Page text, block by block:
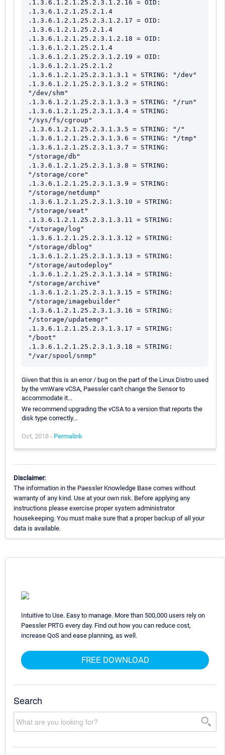
.1.3.6.1.2.1.25.2.3.1.2.16 = OID:
.1.3.6.1.2.1.25.2.1.4
.1.3.6.1.2.1.25.2.3.1.2.17 = OID:
.1.3.6.1.2.1.25.2.1.4
.1.3.6.1.2.1.25.2.3.1.2.18 = OID:
.1.3.6.1.2.1.25.2.1.4
.1.3.6.1.2.1.25.2.3.1.2.19 = OID:
.1.3.6.1.2.1.25.2.1.2
.1.3.6.1.2.1.25.2.3.1.3.1 = STRING: "/dev"
.1.3.6.1.2.1.25.2.3.1.3.2 = STRING:
"/dev/shm"
.1.3.6.1.2.1.25.2.3.1.3.3 = STRING: "/run"
.1.3.6.1.2.1.25.2.3.1.3.4 = STRING:
"/sys/fs/cgroup"
.1.3.6.1.2.1.25.2.3.1.3.5 = STRING: "/"
.1.3.6.1.2.1.25.2.3.1.3.6 = STRING: "/tmp"
.1.3.6.1.2.1.25.2.3.1.3.7 = STRING:
"/storage/db"
.1.3.6.1.2.1.25.2.3.1.3.8 = STRING:
"/storage/core"
.1.3.6.1.2.1.25.2.3.1.3.9 = STRING:
"/storage/netdump"
.1.3.6.1.2.1.25.2.3.1.3.10 = STRING:
"/storage/seat"
.1.3.6.1.2.1.25.2.3.1.3.11 = STRING:
"/storage/log"
.1.3.6.1.2.1.25.2.3.1.3.12 = STRING:
"/storage/dblog"
.1.3.6.1.2.1.25.2.3.1.3.13 = STRING:
"/storage/autodeploy"
.1.3.6.1.2.1.25.2.3.1.3.14 = STRING:
"/storage/archive"
.1.3.6.1.2.1.25.2.3.1.3.15 = STRING:
"/storage/imagebuilder"
.1.3.6.1.2.1.25.2.3.1.3.16 = STRING:
"/storage/updatemgr"
.1.3.6.1.2.1.25.2.3.1.3.17 = STRING:
"/boot"
.1.3.6.1.2.1.25.2.3.1.3.18 = STRING:
Given that this is an error / bug on the part of the Linux Distro used
by the vmWare vCSA, Paessler can't change the Sensor to
accommodate it...
We recommend upgrading the vCSA to a version that reports the
disk type correctly...
Oct, 2018 - Permalink
Disclaimer:
The information in the Paessler Knowledge Base comes without
warranty of any kind. Use at your own risk. Before applying any
instructions please exercise proper system administrator
housekeeping. You must make sure that a proper backup of all your
data is available.
Intuitive to Use. Easy to manage. More than 500,000 users rely on
Paessler PRTG every day. Find out how you can reduce cost,
increase QoS and ease planning, as well.
FREE DOWNLOAD
Search